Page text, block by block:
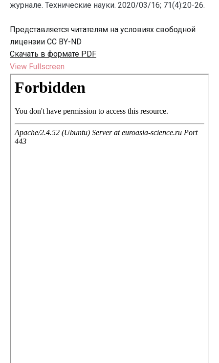
журнале. Технические науки. 2020/03/16; 71(4):20-26.
Представляется читателям на условиях свободной
лицензии CC BY-ND
Скачать в формате PDF
View Fullscreen
Перейти
содержимому